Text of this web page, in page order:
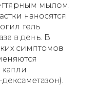
мылом.
наносятся
гель
в день. В
симптомов